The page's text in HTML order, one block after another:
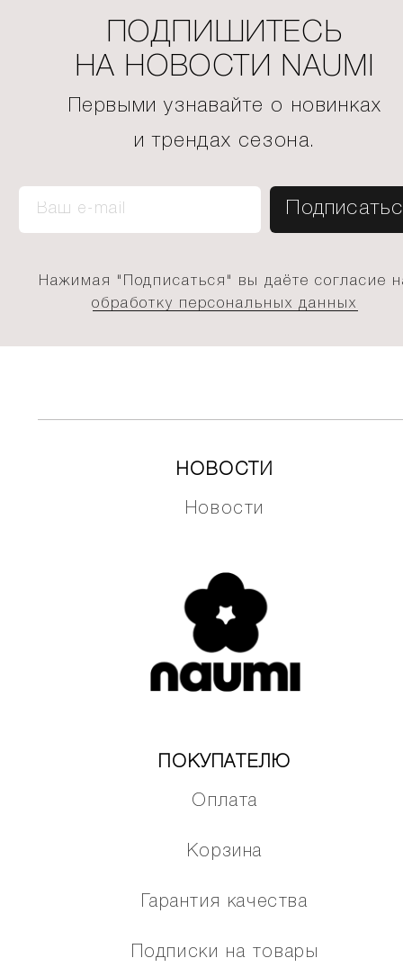
ПОДПИШИТЕСЬ
НА НОВОСТИ NAUMI
Первыми узнавайте о новинках
и трендах сезона.
Нажимая "Подписаться" вы даёте согласие
обработку персональных данных
НОВОСТИ
Новости
ПОКУПАТЕЛЮ
Оплата
Корзина
Гарантия качества
Подписки на товары